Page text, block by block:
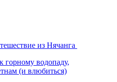
из Нячанга
горному водопаду,
(и влюбиться)